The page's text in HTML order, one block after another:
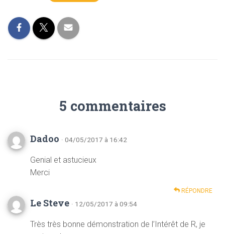
5 commentaires
Dadoo · 04/05/2017 à 16:42
Genial et astucieux
Merci
RÉPONDRE
Le Steve · 12/05/2017 à 09:54
Très très bonne démonstration de l’Intérêt de R, je